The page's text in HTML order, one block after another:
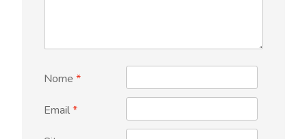
Nome *
Email*